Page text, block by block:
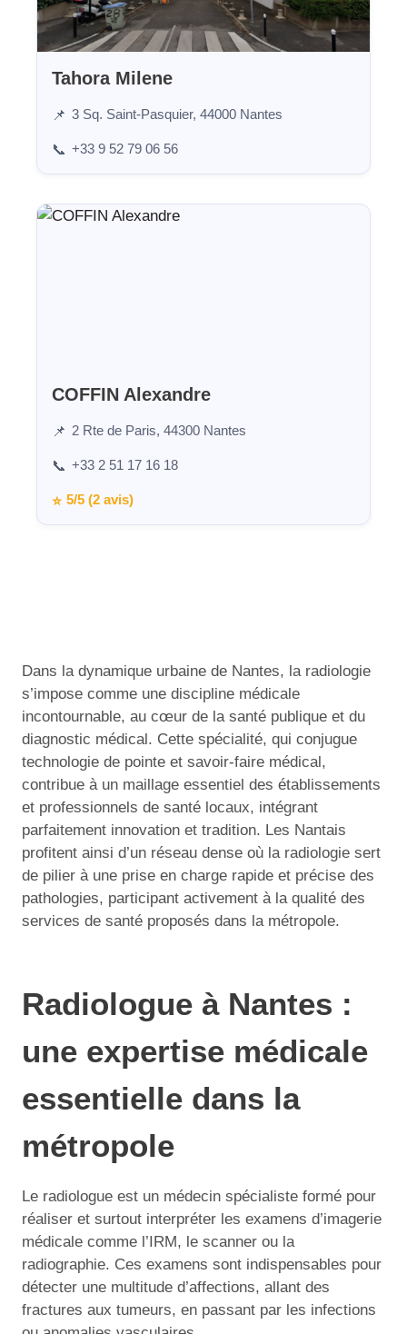
Tahora Milene
📌 3 Sq. Saint-Pasquier, 44000 Nantes
📞 +33 9 52 79 06 56
COFFIN Alexandre
📌 2 Rte de Paris, 44300 Nantes
📞 +33 2 51 17 16 18
⭐ 5/5 (2 avis)
Dans la dynamique urbaine de Nantes, la radiologie
s’impose comme une discipline médicale
incontournable, au cœur de la santé publique et du
diagnostic médical. Cette spécialité, qui conjugue
technologie de pointe et savoir-faire médical,
contribue à un maillage essentiel des établissements
et professionnels de santé locaux, intégrant
parfaitement innovation et tradition. Les Nantais
profitent ainsi d’un réseau dense où la radiologie sert
de pilier à une prise en charge rapide et précise des
pathologies, participant activement à la qualité des
services de santé proposés dans la métropole.
Radiologue à Nantes :
une expertise médicale
essentielle dans la
métropole
Le radiologue est un médecin spécialiste formé pour
réaliser et surtout interpréter les examens d’imagerie
médicale comme l’IRM, le scanner ou la
radiographie. Ces examens sont indispensables pour
détecter une multitude d’affections, allant des
fractures aux tumeurs, en passant par les infections